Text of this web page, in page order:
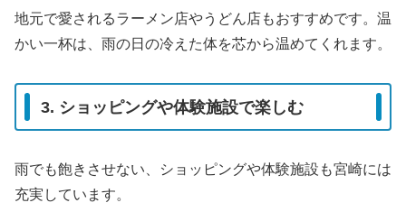
地元で愛されるラーメン店やうどん店もおすすめです。温
かい一杯は、雨の日の冷えた体を芯から温めてくれます。
3. ショッピングや体験施設で楽しむ
雨でも飽きさせない、ショッピングや体験施設も宮崎には
充実しています。